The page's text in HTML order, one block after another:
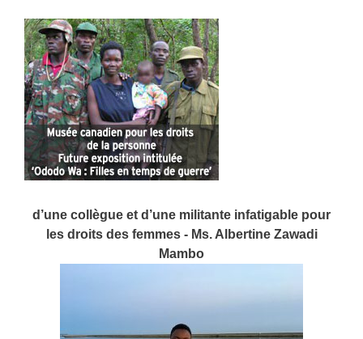
d’une collègue et d’une militante infatigable pour
les droits des femmes - Ms. Albertine Zawadi
Mambo